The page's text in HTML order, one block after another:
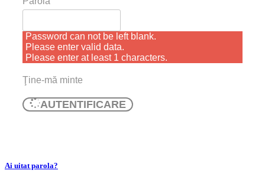
Password can not be left blank.
Please enter valid data.
Please enter at least 1 characters.
Ţine-mă minte
AUTENTIFICARE
Ai uitat parola?